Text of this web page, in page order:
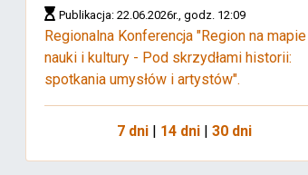
Publikacja: 22.06.2026r., godz. 12:09
Regionalna Konferencja "Region na mapie
nauki i kultury - Pod skrzydłami historii:
spotkania umysłów i artystów".
7 dni| 14 dni| 30 dni